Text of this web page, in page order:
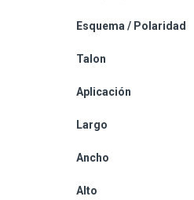
Esquema / Polaridad
Talon
Aplicación
Largo
Ancho
Alto